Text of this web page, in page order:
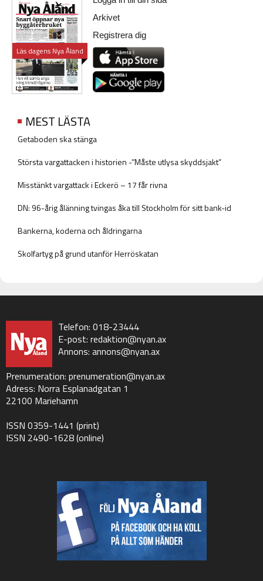
Läs dagens Nya Åland
Arkivet
Registrera dig
MEST LÄSTA
Getaboden ska stänga
Största vargattacken i historien -”Måste utlysa skyddsjakt”
Misstänkt vargattack i Eckerö – 17 får rivna
DN: 96-årig ålänning tvingas åka till Stockholm för sitt bank-id
Bankerna, koderna och åldringarna
Skolfartyg på grund utanför Herröskatan
Telefon: 018-23444
E-post: redaktion@nyan.ax
Annons: annons@nyan.ax
Prenumeration: prenumeration@nyan.ax
Adress: Norra Esplanadgatan 1
22100 Mariehamn
ISSN 0359-1441 (print)
ISSN 2490-1628 (online)